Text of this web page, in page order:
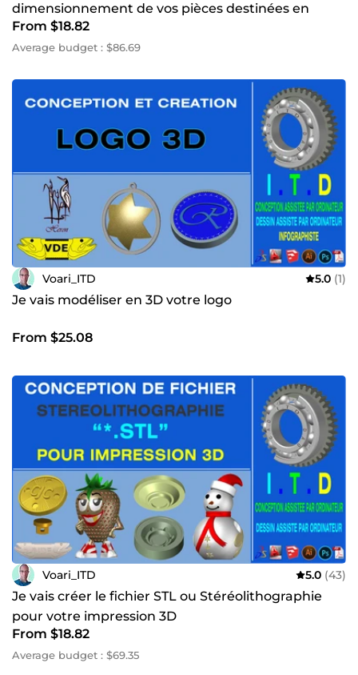
dimensionnement de vos pièces destinées en
fabrication mécanique
From $18.82
Average budget : $86.69
Voari_ITD 5.0 (1)
Je vais modéliser en 3D votre logo
From $25.08
Voari_ITD 5.0 (43)
Je vais créer le fichier STL ou Stéréolithographie
pour votre impression 3D
From $18.82
Average budget : $69.35